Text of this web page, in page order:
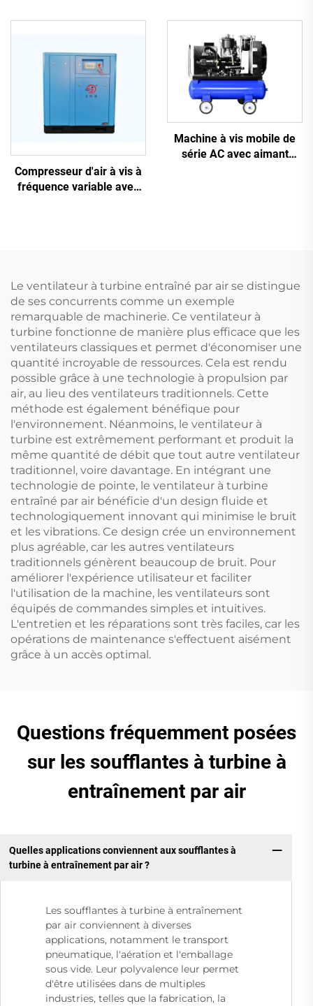
1, 16 kg, pour découpe
laser avec réservoir de
1200 L
Compresseur d'air à vis à
fréquence variable avec
Machine à vis mobile de
série AC avec aimant
Le ventilateur à turbine entraîné par air se distingue
de ses concurrents comme un exemple
remarquable de machinerie. Ce ventilateur à
turbine fonctionne de manière plus efficace que les
ventilateurs classiques et permet d'économiser une
quantité incroyable de ressources. Cela est rendu
possible grâce à une technologie à propulsion par
air, au lieu des ventilateurs traditionnels. Cette
méthode est également bénéfique pour
l'environnement. Néanmoins, le ventilateur à
turbine est extrêmement performant et produit la
même quantité de débit que tout autre ventilateur
traditionnel, voire davantage. En intégrant une
technologie de pointe, le ventilateur à turbine
entraîné par air bénéficie d'un design fluide et
technologiquement innovant qui minimise le bruit
et les vibrations. Ce design crée un environnement
plus agréable, car les autres ventilateurs
traditionnels génèrent beaucoup de bruit. Pour
améliorer l'expérience utilisateur et faciliter
l'utilisation de la machine, les ventilateurs sont
équipés de commandes simples et intuitives.
L'entretien et les réparations sont très faciles, car les
opérations de maintenance s'effectuent aisément
grâce à un accès optimal.
Questions fréquemment posées
sur les soufflantes à turbine à
entraînement par air
Quelles applications conviennent aux soufflantes à
turbine à entraînement par air ?
Les soufflantes à turbine à entraînement
par air conviennent à diverses
applications, notamment le transport
pneumatique, l'aération et l'emballage
sous vide. Leur polyvalence leur permet
d'être utilisées dans de multiples
industries, telles que la fabrication, la